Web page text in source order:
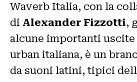
Waverb Italia, con la
di Alexander Fizzotti,
alcune importanti uscite
urban italiana, è un
da suoni latini, tipici